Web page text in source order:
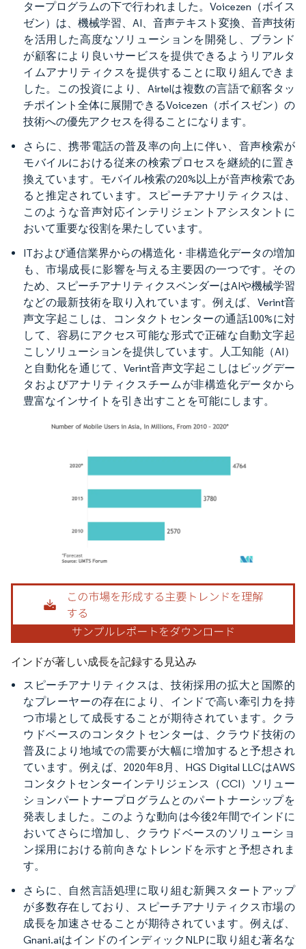
タープログラムの下で行われました。Voicezen（ボイス
ゼン）は、機械学習、AI、音声テキスト変換、音声技術
を活用した高度なソリューションを開発し、ブランド
が顧客により良いサービスを提供できるようリアルタ
イムアナリティクスを提供することに取り組んできま
した。この投資により、Airtelは複数の言語で顧客タッ
チポイント全体に展開できるVoicezen（ボイスゼン）の
技術への優先アクセスを得ることになります。
さらに、携帯電話の普及率の向上に伴い、音声検索が
モバイルにおける従来の検索プロセスを継続的に置き
換えています。モバイル検索の20%以上が音声検索であ
ると推定されています。スピーチアナリティクスは、
このような音声対応インテリジェントアシスタントに
おいて重要な役割を果たしています。​
ITおよび通信業界からの構造化・非構造化データの増加
も、市場成長に影響を与える主要因の一つです。その
ため、スピーチアナリティクスベンダーはAIや機械学習
などの最新技術を取り入れています。例えば、Verint音
声文字起こしは、コンタクトセンターの通話100%に対
して、容易にアクセス可能な形式で正確な自動文字起
こしソリューションを提供しています。人工知能（AI）
と自動化を通じて、Verint音声文字起こしはビッグデー
タおよびアナリティクスチームが非構造化データから
豊富なインサイトを引き出すことを可能にします。
画像 © Mordor Intelligence。再利用にはCC BY 4.0の表示が必要です。
インドが著しい成長を記録する見込み
スピーチアナリティクスは、技術採用の拡大と国際的
なプレーヤーの存在により、インドで高い牽引力を持
つ市場として成長することが期待されています。クラ
ウドベースのコンタクトセンターは、クラウド技術の
普及により地域での需要が大幅に増加すると予想され
ています。例えば、2020年8月、HGS Digital LLCはAWS
コンタクトセンターインテリジェンス（CCI）ソリュー
ションパートナープログラムとのパートナーシップを
発表しました。このような動向は今後2年間でインドに
おいてさらに増加し、クラウドベースのソリューショ
ン採用における前向きなトレンドを示すと予想されま
す。​
さらに、自然言語処理に取り組む新興スタートアップ
が多数存在しており、スピーチアナリティクス市場の
成長を加速させることが期待されています。例えば、
Gnani.aiはインドのインディックNLPに取り組む著名な